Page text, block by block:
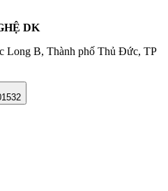
DK
Long B, Thành phố Thủ Đức, TP